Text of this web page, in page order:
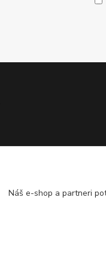
Náš e-shop a partneri